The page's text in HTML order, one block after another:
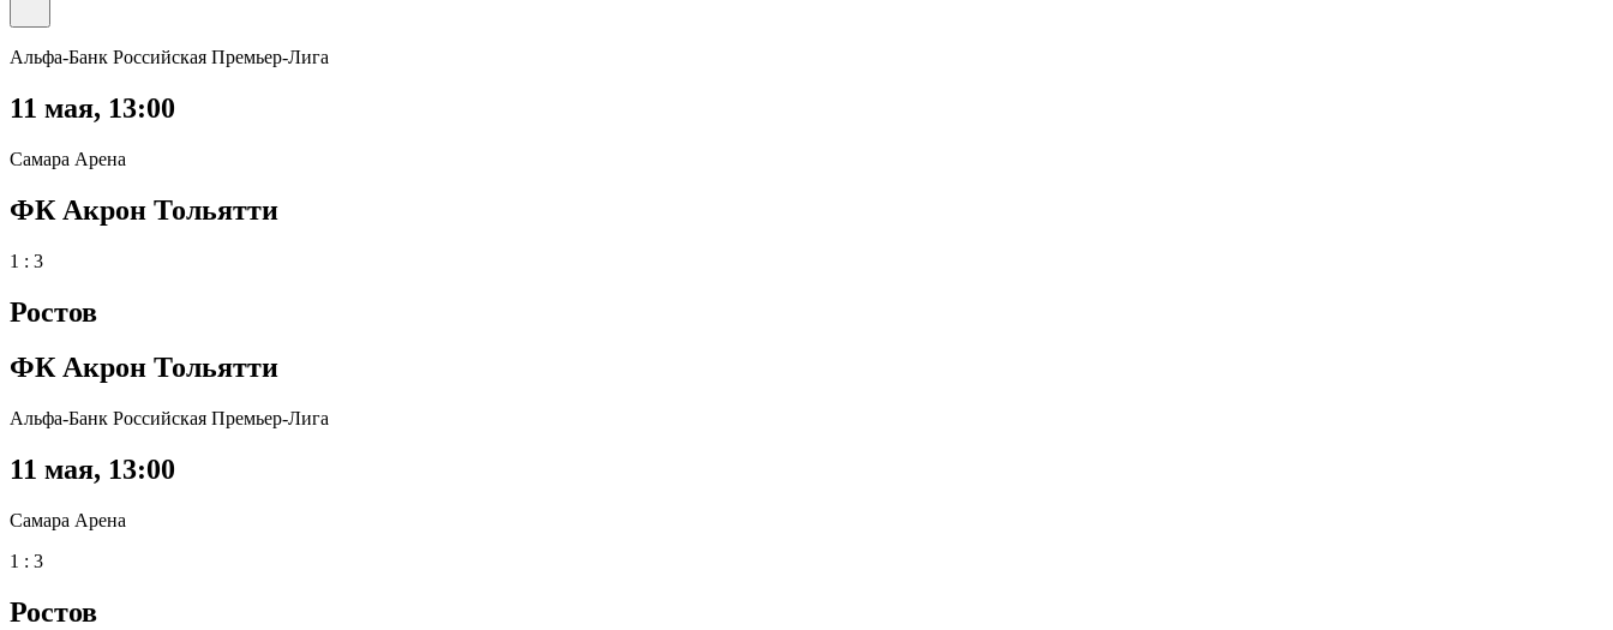
Альфа-Банк Российская Премьер-Лига
11 мая, 13:00
Самара Арена
ФК Акрон Тольятти
1 : 3
Ростов
ФК Акрон Тольятти
Альфа-Банк Российская Премьер-Лига
11 мая, 13:00
Самара Арена
1 : 3
Ростов